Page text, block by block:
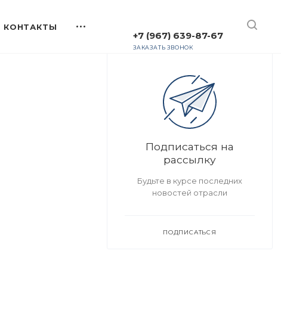
+7 (967) 639-87-67
ЗАКАЗАТЬ ЗВОНОК
Подписаться на
рассылку
Будьте в курсе последних
новостей отрасли
ПОДПИСАТЬСЯ